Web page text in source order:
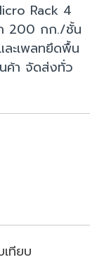
Rack 4
200 กก./ชั้น
ะเพลทยึดพื้น
ค้า จัดส่งทั่ว
เทียบ